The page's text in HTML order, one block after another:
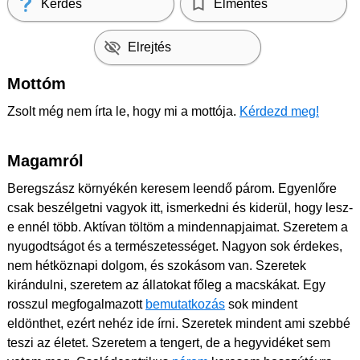
Kérdés Elmentés
Elrejtés
Mottóm
Zsolt még nem írta le, hogy mi a mottója. Kérdezd meg!
Magamról
Beregszász környékén keresem leendő párom. Egyenlőre
csak beszélgetni vagyok itt, ismerkedni és kiderül, hogy lesz-
e ennél több. Aktívan töltöm a mindennapjaimat. Szeretem a
nyugodtságot és a természetességet. Nagyon sok érdekes,
nem hétköznapi dolgom, és szokásom van. Szeretek
kirándulni, szeretem az állatokat főleg a macskákat. Egy
rosszul megfogalmazott bemutatkozás sok mindent
eldönthet, ezért nehéz ide írni. Szeretek mindent ami szebbé
teszi az életet. Szeretem a tengert, de a hegyvidéket sem